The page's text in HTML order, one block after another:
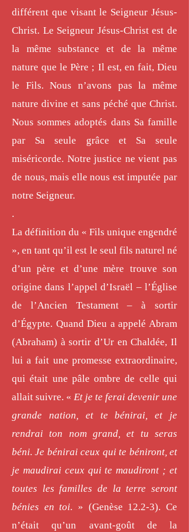
différent que visant le Seigneur Jésus-
Christ. Le Seigneur Jésus-Christ est de
la même substance et de la même
nature que le Père ; Il est, en fait, Dieu
le Fils. Nous n’avons pas la même
nature divine et sans péché que Christ.
Nous sommes adoptés dans Sa famille
par Sa seule grâce et Sa seule
miséricorde. Notre justice ne vient pas
de nous, mais elle nous est imputée par
notre Seigneur.
.
La définition du « Fils unique engendré
», en tant qu’il est le seul fils naturel né
d’un père et d’une mère trouve son
origine dans l’appel d’Israël – l’Église
de l’Ancien Testament – à sortir
d’Égypte. Quand Dieu a appelé Abram
(Abraham) à sortir d’Ur en Chaldée, Il
lui a fait une promesse extraordinaire,
qui était une pâle ombre de celle qui
allait suivre. « Et je te ferai devenir une
grande nation, et te bénirai, et je
rendrai ton nom grand, et tu seras
béni. Je bénirai ceux qui te béniront, et
je maudirai ceux qui te maudiront ; et
toutes les familles de la terre seront
bénies en toi. » (Genèse 12.2-3). Ce
n’était qu’un avant-goût de la